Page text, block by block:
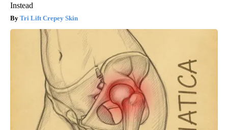
Instead
Tri Lift Crepey Skin